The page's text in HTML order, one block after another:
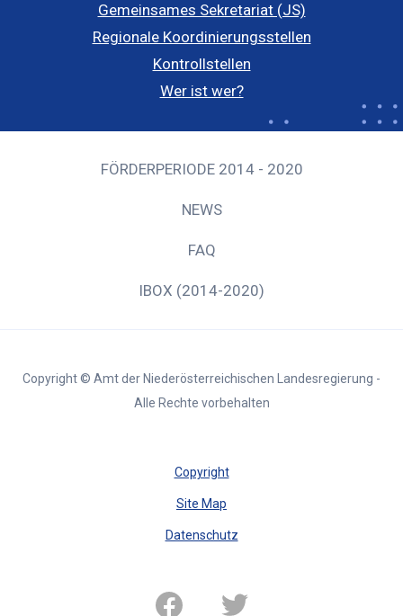
Gemeinsames Sekretariat (JS)
Regionale Koordinierungsstellen
Kontrollstellen
Wer ist wer?
FÖRDERPERIODE 2014 - 2020
NEWS
FAQ
IBOX (2014-2020)
Copyright © Amt der Niederösterreichischen Landesregierung -
Alle Rechte vorbehalten
Copyright
Site Map
Datenschutz